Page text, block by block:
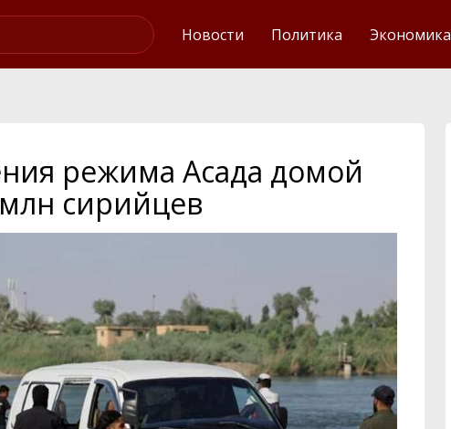
Новости Политика Экономика
режима Асада домой
сирийцев